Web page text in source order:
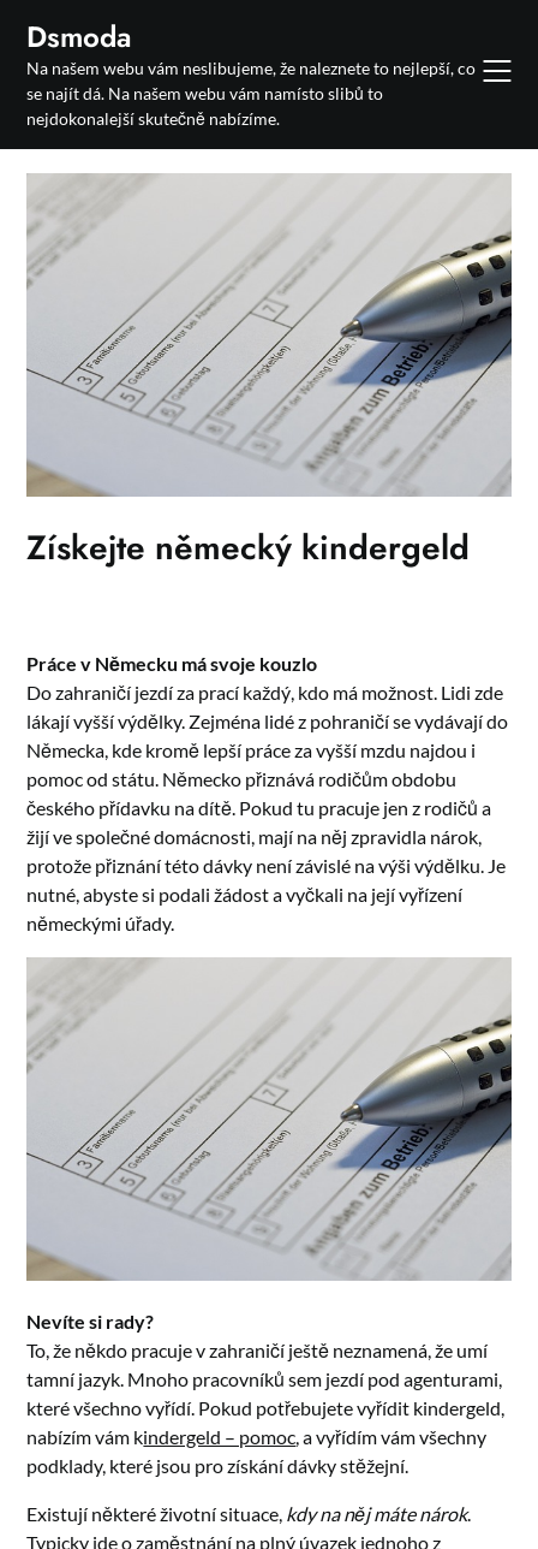
content
Dsmoda
Na našem webu vám neslibujeme, že naleznete to nejlepší, co
se najít dá. Na našem webu vám namísto slibů to
nejdokonalejší skutečně nabízíme.
Získejte německý kindergeld
Práce v Německu má svoje kouzlo
Do zahraničí jezdí za prací každý, kdo má možnost. Lidi zde
lákají vyšší výdělky. Zejména lidé z pohraničí se vydávají do
Německa, kde kromě lepší práce za vyšší mzdu najdou i
pomoc od státu. Německo přiznává rodičům obdobu
českého přídavku na dítě. Pokud tu pracuje jen z rodičů a
žijí ve společné domácnosti, mají na něj zpravidla nárok,
protože přiznání této dávky není závislé na výši výdělku. Je
nutné, abyste si podali žádost a vyčkali na její vyřízení
německými úřady.
Nevíte si rady?
To, že někdo pracuje v zahraničí ještě neznamená, že umí
tamní jazyk. Mnoho pracovníků sem jezdí pod agenturami,
které všechno vyřídí. Pokud potřebujete vyřídit kindergeld,
nabízím vám kindergeld – pomoc, a vyřídím vám všechny
podklady, které jsou pro získání dávky stěžejní.
Existují některé životní situace, kdy na něj máte nárok.
Typicky jde o zaměstnání na plný úvazek jednoho z